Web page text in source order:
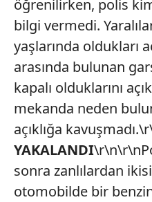
öğrenilirken, polis
bilgi vermedi.
yaşlarında oldukları
arasında bulunan
kapalı olduklarını
mekanda neden
açıklığa
YAKALANDI
sonra zanlılardan
otomobilde bir